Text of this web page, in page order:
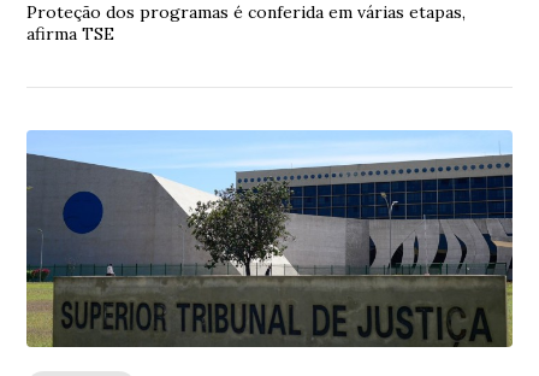
Proteção dos programas é conferida em várias etapas,
afirma TSE